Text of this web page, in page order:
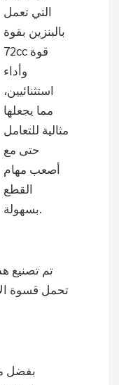
التي تعمل
بالبنزين بقوة
72cc قوة
وأداء
استثنائيين،
مما يجعلها
مثالية للتعامل
حتى مع
أصعب مهام
القطع
بسهولة.
تم تصنيع
تحمل قسوة
بفضل